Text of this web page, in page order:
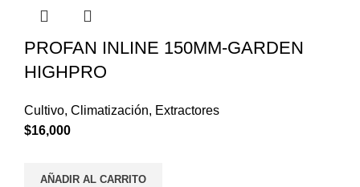
PROFAN INLINE 150MM-GARDEN
HIGHPRO
Cultivo, Climatización, Extractores
$16,000
AÑADIR AL CARRITO